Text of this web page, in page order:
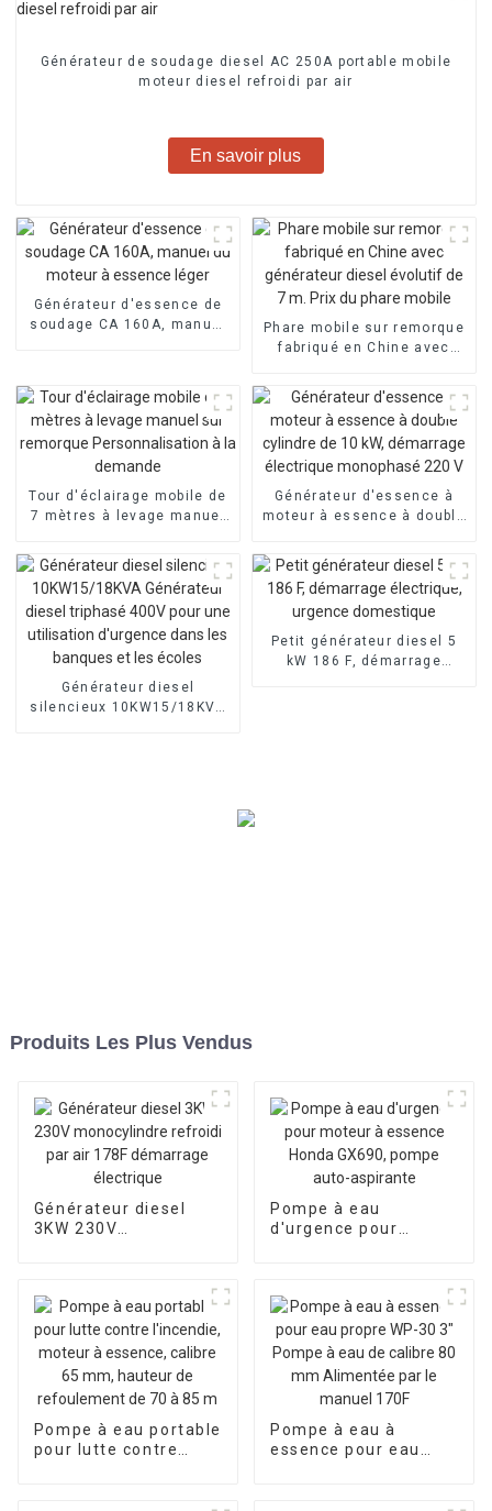
Générateur de soudage diesel AC 250A portable mobile
moteur diesel refroidi par air
En savoir plus
Générateur d'essence de
soudage CA 160A, manuel
Phare mobile sur remorque
fabriqué en Chine avec
de 7 m. Prix du phare
mobile
Tour d'éclairage mobile de
7 mètres à levage manuel
Personnalisation à la
demande
Générateur d'essence à
moteur à essence à double
démarrage électrique
monophasé 220 V
Générateur diesel
silencieux 10KW15/18KVA
Petit générateur diesel 5
kW 186 F, démarrage
Produits Les Plus Vendus
Générateur diesel
3KW 230V
démarrage électrique
Pompe à eau
d'urgence pour
Pompe à eau portable
pour lutte contre
Pompe à eau à
essence pour eau